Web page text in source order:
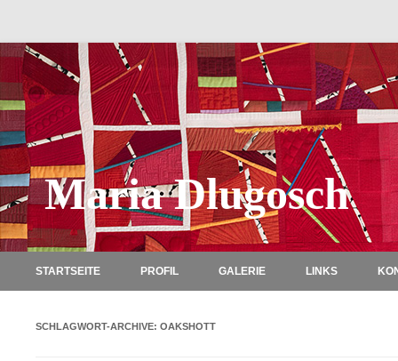
Maria Dlugosch
STARTSEITE PROFIL GALERIE LINKS
SCHLAGWORT-ARCHIVE: OAKSHOTT